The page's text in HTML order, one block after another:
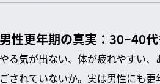
男性更年期の真実：30~40
やる気が出ない、体が疲れやすい
ごされていないか。実は男性にも